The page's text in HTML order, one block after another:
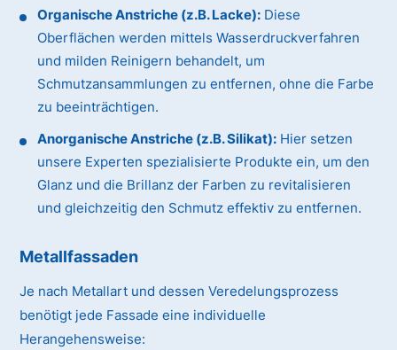
Organische Anstriche (z.B. Lacke): Diese
Oberflächen werden mittels Wasserdruckverfahren
und milden Reinigern behandelt, um
Schmutzansammlungen zu entfernen, ohne die Farbe
zu beeinträchtigen.
Anorganische Anstriche (z.B. Silikat): Hier setzen
unsere Experten spezialisierte Produkte ein, um den
Glanz und die Brillanz der Farben zu revitalisieren
und gleichzeitig den Schmutz effektiv zu entfernen.
Metallfassaden
Je nach Metallart und dessen Veredelungsprozess
benötigt jede Fassade eine individuelle
Herangehensweise: